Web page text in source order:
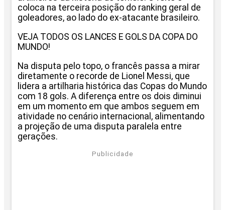
coloca na terceira posição do ranking geral de
goleadores, ao lado do ex-atacante brasileiro.
VEJA TODOS OS LANCES E GOLS DA COPA DO
MUNDO!
Na disputa pelo topo, o francês passa a mirar
diretamente o recorde de Lionel Messi, que
lidera a artilharia histórica das Copas do Mundo
com 18 gols. A diferença entre os dois diminui
em um momento em que ambos seguem em
atividade no cenário internacional, alimentando
a projeção de uma disputa paralela entre
gerações.
Publicidade